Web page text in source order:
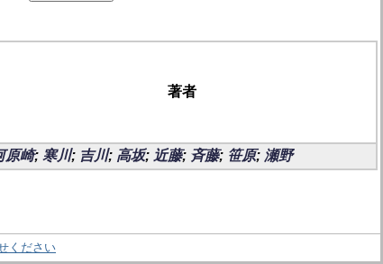
著者
原崎; 寒川; 吉川; 高坂; 近藤; 斉藤; 笹原; 瀬野
ください